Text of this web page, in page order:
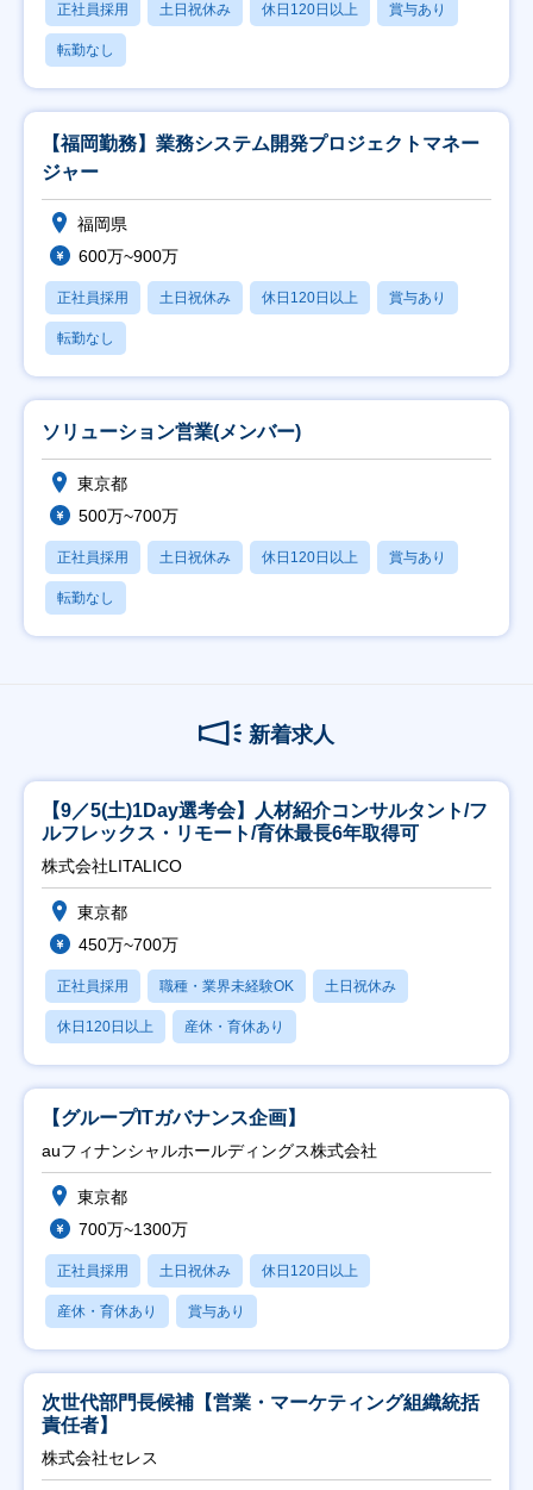
正社員採用 土日祝休み 休日120日以上 賞与あり
転勤なし
【福岡勤務】業務システム開発プロジェクトマネー
ジャー
福岡県
600万~900万
正社員採用 土日祝休み 休日120日以上 賞与あり
転勤なし
ソリューション営業(メンバー)
東京都
500万~700万
正社員採用 土日祝休み 休日120日以上 賞与あり
転勤なし
新着求人
【9／5(土)1Day選考会】人材紹介コンサルタント/フ
ルフレックス・リモート/育休最長6年取得可
株式会社LITALICO
東京都
450万~700万
正社員採用 職種・業界未経験OK 土日祝休み
休日120日以上 産休・育休あり
【グループITガバナンス企画】
auフィナンシャルホールディングス株式会社
東京都
700万~1300万
正社員採用 土日祝休み 休日120日以上
産休・育休あり 賞与あり
次世代部門長候補【営業・マーケティング組織統括
責任者】
株式会社セレス